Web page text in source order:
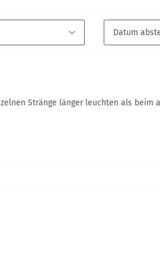
Stränge länger leuchten als beim